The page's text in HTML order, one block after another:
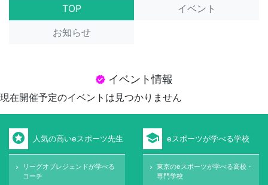
TOP
イベント
お知らせ
verified イベント情報
現在開催予定のイベントは見つかりません
stars 人気の高いeスポーツ先生
keyboard_arrow_right
リーグオブレジェンドが学べる
コーチ
school eスポーツが学べる学校
keyboard_arrow_right
東京のeスポーツが学べる高校・
専門学校